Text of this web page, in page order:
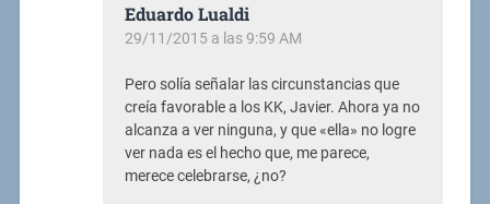
Eduardo Lualdi
29/11/2015 a las 9:59 AM
Pero solía señalar las circunstancias que
creía favorable a los KK, Javier. Ahora ya no
alcanza a ver ninguna, y que «ella» no logre
ver nada es el hecho que, me parece,
merece celebrarse, ¿no?